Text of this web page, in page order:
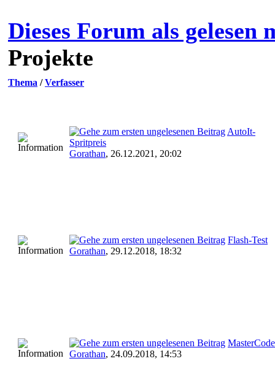
Dieses Forum als gelesen
Projekte
Thema /Verfasser
AutoIt-
Spritpreis
Gorathan, 26.12.2021, 20:02
Flash-Test
Gorathan, 29.12.2018, 18:32
MasterCode
Gorathan, 24.09.2018, 14:53